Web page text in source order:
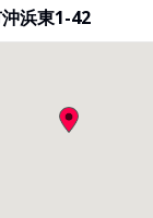
浜東1-42